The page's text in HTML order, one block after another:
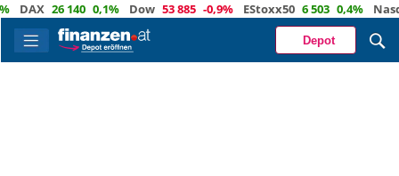
26 140 0,1% Dow 53 885 -0,9% EStoxx50 6 503 0,4% Nasdaq
Depot